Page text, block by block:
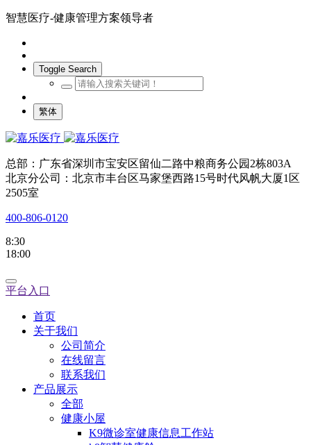
智慧医疗-健康管理方案领导者
Toggle Search
繁体
总部：广东省深圳市宝安区留仙二路中粮商务公园2栋803A
北京分公司：北京市丰台区马家堡西路15号时代风帆大厦1区
2505室
400-806-0120
8:30
18:00
平台入口
首页
关于我们
公司简介
在线留言
联系我们
产品展示
全部
健康小屋
K9微诊室健康信息工作站